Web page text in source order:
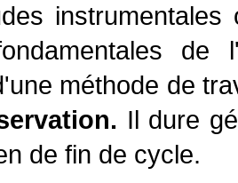
méthode de
Il dure
de fin de cycle.